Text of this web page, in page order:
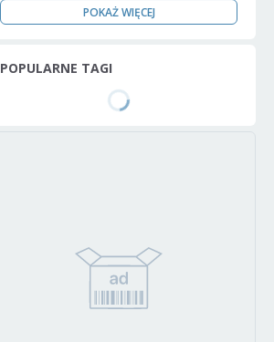
POKAŻ WIĘCEJ
POPULARNE TAGI